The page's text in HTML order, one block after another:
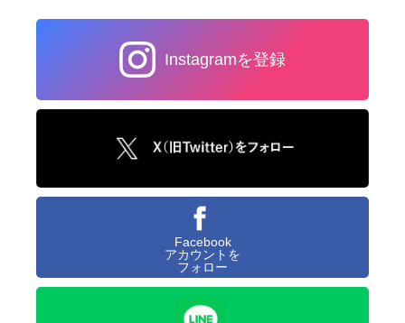
Instagramを登録
Facebook
アカウントを
フォロー